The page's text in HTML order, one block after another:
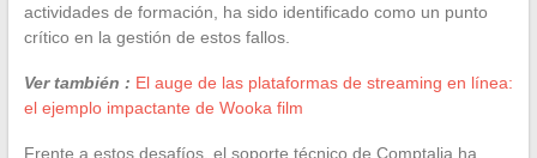
actividades de formación, ha sido identificado como un punto
crítico en la gestión de estos fallos.
Ver también : El auge de las plataformas de streaming en línea:
el ejemplo impactante de Wooka film
Frente a estos desafíos, el soporte técnico de Comptalia ha